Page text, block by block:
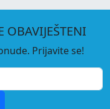
OBAVIJEŠTENI
Prijavite se!